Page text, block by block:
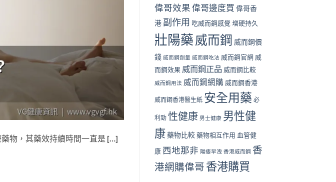
物，其藥效持續時間一直是 […]
偉哥效果偉哥邊度買 偉哥香
港 副作用 吃威而鋼感覺 增硬持久
壯陽藥 威而鋼 威而鋼價
錢 威而鋼劑量 威而鋼吃法 威而鋼官網 威
而鋼效果 威而鋼正品 威而鋼比較
威而鋼用法 威而鋼網購 威而鋼香港
威而鋼香港醫生紙 安全用藥 必
利勁 性健康 男士健康 男性健
康 藥物比較 藥物相互作用 血管健
康 西地那非 陽痿早洩 香港威而鋼 香
港網購偉哥 香港購買